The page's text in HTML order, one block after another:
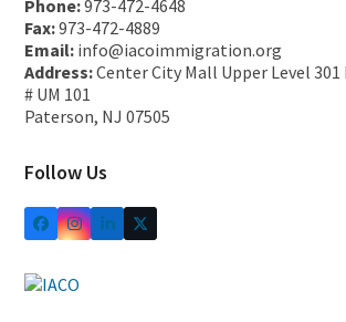
Phone:973-472-4648
Fax:973-472-4889
Email: info@iacoimmigration.org
Address:Center City Mall Upper Level
# UM 101
Paterson, NJ 07505
Follow Us